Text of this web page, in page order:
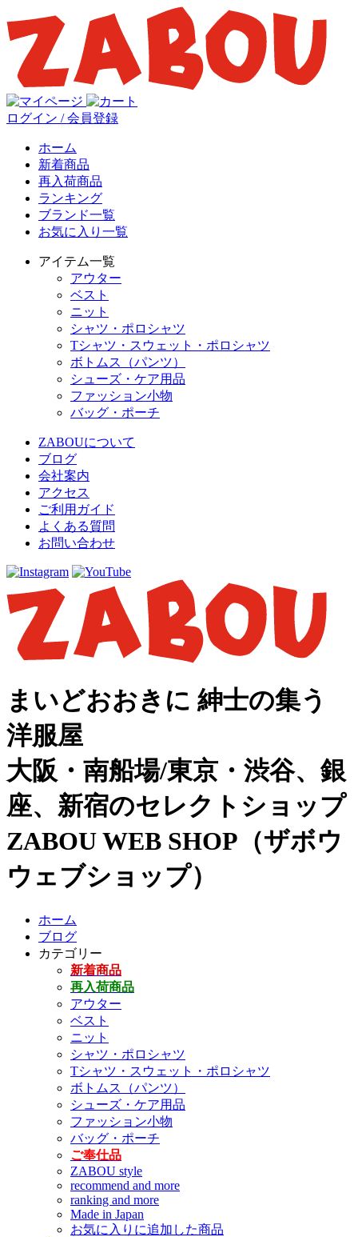
ログイン / 会員登録
ホーム
新着商品
再入荷商品
ランキング
ブランド一覧
お気に入り一覧
アイテム一覧
アウター
ベスト
ニット
シャツ・ポロシャツ
Tシャツ・スウェット・ポロシャツ
ボトムス（パンツ）
シューズ・ケア用品
ファッション小物
バッグ・ポーチ
ZABOUについて
ブログ
会社案内
アクセス
ご利用ガイド
よくある質問
お問い合わせ
まいどおおきに 紳士の集う
洋服屋
大阪・南船場/東京・渋谷、銀
座、新宿のセレクトショップ
ZABOU WEB SHOP（ザボウ
ウェブショップ）
ホーム
ブログ
カテゴリー
新着商品
再入荷商品
アウター
ベスト
ニット
シャツ・ポロシャツ
Tシャツ・スウェット・ポロシャツ
ボトムス（パンツ）
シューズ・ケア用品
ファッション小物
バッグ・ポーチ
ご奉仕品
ZABOU style
recommend and more
ranking and more
Made in Japan
お気に入りに追加した商品